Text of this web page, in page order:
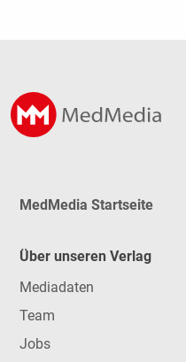
MedMedia Startseite
Über unseren Verlag
Mediadaten
Team
Jobs